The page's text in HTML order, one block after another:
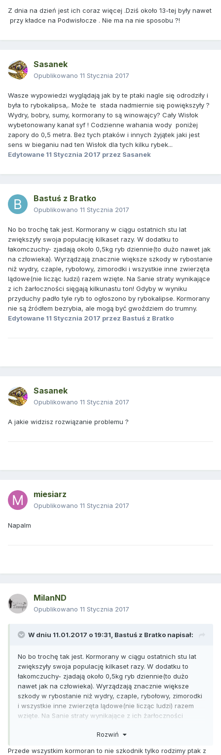
Z dnia na dzień jest ich coraz więcej .Dziś około 13-tej były nawet
przy kładce na Podwisłocze . Nie ma na nie sposobu ?!
Sasanek
Opublikowano 11 Stycznia 2017
Wasze wypowiedzi wyglądają jak by te ptaki nagle się odrodziły i
była to rybokalipsa,. Może te stada nadmiernie się powiększyły ?
Wydry, bobry, sumy, kormorany to są winowajcy? Cały Wisłok
wybetonowany kanał syf ! Codzienne wahania wody poniżej
zapory do 0,5 metra. Bez tych ptaków i innych żyjątek jaki jest
sens w bieganiu nad ten Wisłok dla tych kilku rybek...
Edytowane 11 Stycznia 2017 przez Sasanek
Bastuś z Bratko
Opublikowano 11 Stycznia 2017
No bo trochę tak jest. Kormorany w ciągu ostatnich stu lat
zwiększyły swoja populację kilkaset razy. W dodatku to
łakomczuchy- zjadają około 0,5kg ryb dziennie(to dużo nawet jak
na człowieka). Wyrządzają znacznie większe szkody w rybostanie
niż wydry, czaple, rybołowy, zimorodki i wszystkie inne zwierzęta
lądowe(nie licząc ludzi) razem wzięte. Na Sanie straty wynikające
z ich żarłoczności sięgają kilkunastu ton! Gdyby w wyniku
przyduchy padło tyle ryb to ogłoszono by rybokalipse. Kormorany
nie są źródłem bezrybia, ale mogą być gwoździem do trumny.
Edytowane 11 Stycznia 2017 przez Bastuś z Bratko
Sasanek
Opublikowano 11 Stycznia 2017
A jakie widzisz rozwiązanie problemu ?
miesiarz
Opublikowano 11 Stycznia 2017
Napalm
MilanND
Opublikowano 11 Stycznia 2017
W dniu 11.01.2017 o 19:31, Bastuś z Bratko napisał:
No bo trochę tak jest. Kormorany w ciągu ostatnich stu lat
zwiększyły swoja populację kilkaset razy. W dodatku to
łakomczuchy- zjadają około 0,5kg ryb dziennie(to dużo
nawet jak na człowieka). Wyrządzają znacznie większe
szkody w rybostanie niż wydry, czaple, rybołowy, zimorodki
i wszystkie inne zwierzęta lądowe(nie licząc ludzi) razem
wzięte. Na Sanie straty wynikające z ich żarłoczności
ryb to ogłoszono by rybokalipse. Kormorany nie są źródłem
Rozwiń
Przede wszystkim kormoran to nie szkodnik tylko rodzimy ptak z